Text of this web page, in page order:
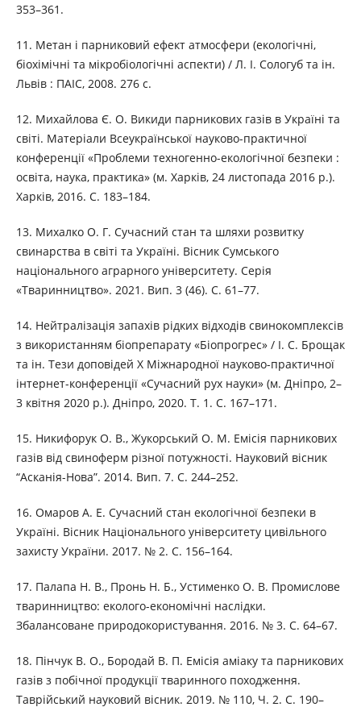
353–361.
11. Метан і парниковий ефект атмосфери (екологічні,
біохімічні та мікробіологічні аспекти) / Л. І. Сологуб та ін.
Львів : ПАІС, 2008. 276 с.
12. Михайлова Є. О. Викиди парникових газів в Україні та
світі. Матеріали Всеукраїнської науково-практичної
конференції «Проблеми техногенно-екологічної безпеки :
освіта, наука, практика» (м. Харків, 24 листопада 2016 р.).
Харків, 2016. С. 183–184.
13. Михалко О. Г. Сучасний стан та шляхи розвитку
свинарства в світі та Україні. Вісник Сумського
національного аграрного університету. Серія
«Тваринництво». 2021. Вип. 3 (46). С. 61–77.
14. Нейтралізація запахів рідких відходів свинокомплексів
з використанням біопрепарату «Біопрогрес» / І. С. Брощак
та ін. Тези доповідей Х Міжнародної науково-практичної
інтернет-конференції «Сучасний рух науки» (м. Дніпро, 2–
3 квітня 2020 р.). Дніпро, 2020. Т. 1. С. 167–171.
15. Никифорук О. В., Жукорський О. М. Емісія парникових
газів від свиноферм різної потужності. Науковий вісник
“Асканія-Нова”. 2014. Вип. 7. С. 244–252.
16. Омаров А. Е. Сучасний стан екологічної безпеки в
Україні. Вісник Національного університету цивільного
захисту України. 2017. № 2. С. 156–164.
17. Палапа Н. В., Пронь Н. Б., Устименко О. В. Промислове
тваринництво: еколого-економічні наслідки.
Збалансоване природокористування. 2016. № 3. С. 64–67.
18. Пінчук В. О., Бородай В. П. Емісія аміаку та парникових
газів з побічної продукції тваринного походження.
Таврійський науковий вісник. 2019. № 110, Ч. 2. С. 190–